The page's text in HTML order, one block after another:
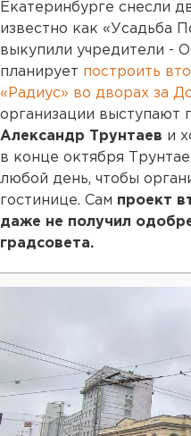
Екатеринбурге снесли
известно как «Усадьба
выкупили учредители -
планирует построить
«Радиус» во дворах за
организации выступают
Александр Трунтаев и
в конце октября
любой день, чтобы
гостинице. Сам проект
даже не получил
градсовета.